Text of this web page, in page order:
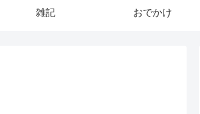
雑記 おでかけ